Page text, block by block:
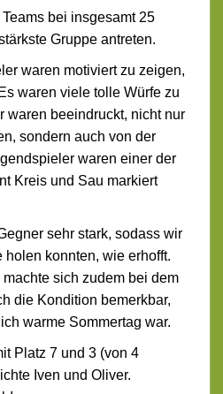
bei insgesamt 25
Gruppe antreten.
waren motiviert zu zeigen,
waren viele tolle Würfe zu
waren beeindruckt, nicht nur
sondern auch von der
waren einer der
Kreis und Sau markiert
sehr stark, sodass wir
konnten, wie erhofft.
sich zudem bei dem
die Kondition bemerkbar,
warme Sommertag war.
Platz 7 und 3 (von 4
Iven und Oliver.